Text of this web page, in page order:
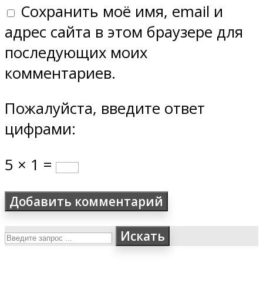
Сохранить моё имя, email и
адрес сайта в этом браузере для
последующих моих
комментариев.
Пожалуйста, введите ответ
цифрами:
5 × 1 =
Искать